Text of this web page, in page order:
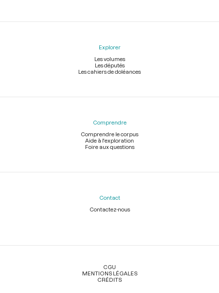
Explorer
Les volumes
Les députés
Les cahiers de doléances
Comprendre
Comprendre le corpus
Aide à l'exploration
Foire aux questions
Contact
Contactez-nous
Légal
CGU
MENTIONS LÉGALES
CRÉDITS